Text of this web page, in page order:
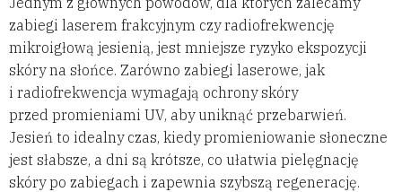
zabiegi laserem frakcyjnym czy radiofrekwencję
mikroigłową jesienią, jest mniejsze ryzyko ekspozycji
skóry na słońce. Zarówno zabiegi laserowe, jak
i radiofrekwencja wymagają ochrony skóry
przed promieniami UV, aby uniknąć przebarwień.
Jesień to idealny czas, kiedy promieniowanie słoneczne
jest słabsze, a dni są krótsze, co ułatwia pielęgnację
skóry po zabiegach i zapewnia szybszą regenerację.